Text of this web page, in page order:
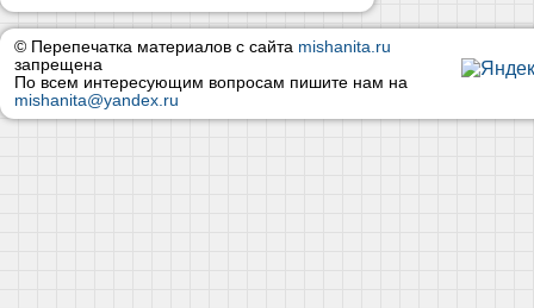
© Перепечатка материалов с сайта mishanita.ru
запрещена
По всем интересующим вопросам пишите нам на
mishanita@yandex.ru